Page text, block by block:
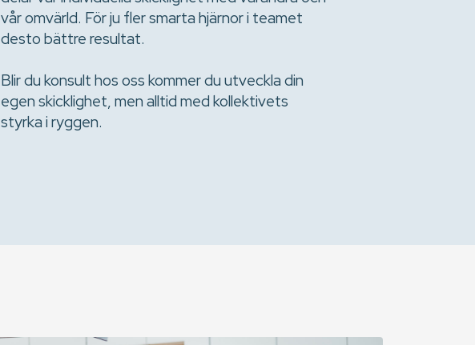
vår omvärld. För ju fler smarta hjärnor i teamet
desto bättre resultat.
Blir du konsult hos oss kommer du utveckla din
egen skicklighet, men alltid med kollektivets
styrka i ryggen.